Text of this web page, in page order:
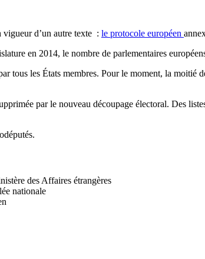
vigueur d’un autre texte : le protocole européen
en 2014, le nombre de parlementaires
tous les États membres. Pour le moment, la moitié
par le nouveau découpage électoral. Des
des Affaires étrangères
nationale